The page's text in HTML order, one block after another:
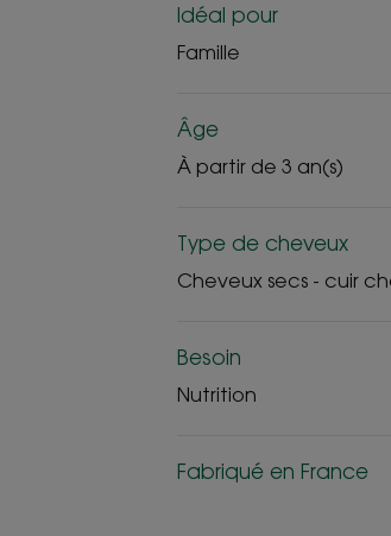
Idéal pour
Famille
Âge
À partir de 3 an(s)
Type de cheveux
Cheveux secs - cuir
Besoin
Nutrition
Fabriqué en France